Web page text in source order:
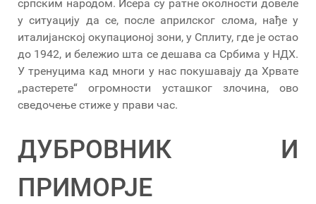
српским народом. Исера су ратне околности довеле
у ситуацију да се, после априлског слома, нађе у
италијанској окупационој зони, у Сплиту, где је остао
до 1942, и бележио шта се дешава са Србима у НДХ.
У тренуцима кад многи у нас покушавају да Хрвате
„растерете“ огромности усташког злочина, ово
сведочење стиже у прави час.
ДУБРОВНИК И
ПРИМОРЈЕ